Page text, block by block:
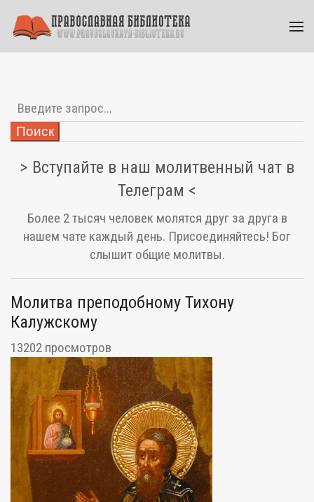
Поиск
> Вступайте в наш молитвенный чат в
Телеграм <
Более 2 тысяч человек молятся друг за друга в
нашем чате каждый день. Присоединяйтесь! Бог
слышит общие молитвы.
Молитва преподобному Тихону
Калужскому
13202 просмотров